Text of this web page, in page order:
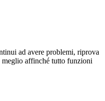
ad avere problemi, riprova
affinché tutto funzioni